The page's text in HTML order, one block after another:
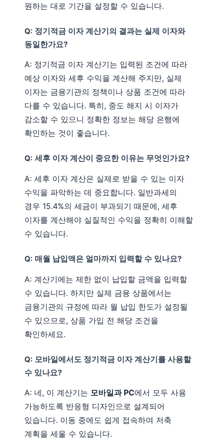
원하는 대로 기간을 설정할 수 있습니다.
Q: 정기적금 이자 계산기의 결과는 실제 이자와
동일한가요?
A: 정기적금 이자 계산기는 입력된 조건에 따라
예상 이자와 세후 수익을 계산해 주지만, 실제
이자는 금융기관의 정책이나 상품 조건에 따라
다를 수 있습니다. 특히, 중도 해지 시 이자가
감소할 수 있으니 정확한 정보는 해당 은행에
확인하는 것이 좋습니다.
Q: 세후 이자 계산이 중요한 이유는 무엇인가요?
A: 세후 이자 계산은 실제로 받을 수 있는 이자
수익을 파악하는 데 중요합니다. 일반과세의
경우 15.4%의 세금이 부과되기 때문에, 세후
이자를 계산해야 실질적인 수익을 정확히 이해할
수 있습니다.
Q: 매월 납입액은 얼마까지 입력할 수 있나요?
A: 계산기에는 제한 없이 납입할 금액을 입력할
수 있습니다. 하지만 실제 금융 상품에서는
금융기관의 규정에 따라 월 납입 한도가 설정될
수 있으므로, 상품 가입 전 해당 조건을
확인하세요.
Q: 모바일에서도 정기적금 이자 계산기를 사용할
수 있나요?
A: 네, 이 계산기는 모바일과 PC에서 모두 사용
가능하도록 반응형 디자인으로 설계되어
있습니다. 이동 중에도 쉽게 접속하여 저축
계획을 세울 수 있습니다.